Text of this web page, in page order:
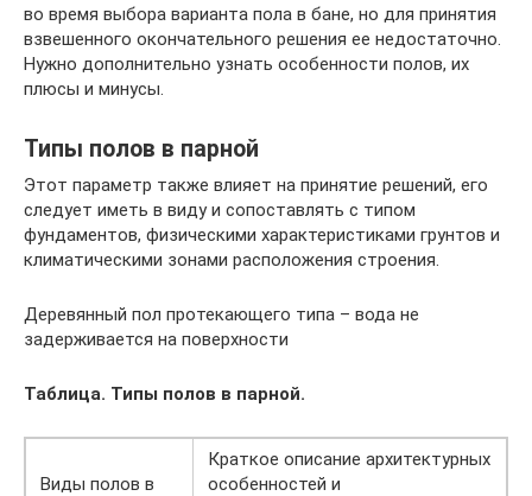
во время выбора варианта пола в бане, но для принятия
взвешенного окончательного решения ее недостаточно.
Нужно дополнительно узнать особенности полов, их
плюсы и минусы.
Типы полов в парной
Этот параметр также влияет на принятие решений, его
следует иметь в виду и сопоставлять с типом
фундаментов, физическими характеристиками грунтов и
климатическими зонами расположения строения.
Деревянный пол протекающего типа – вода не
задерживается на поверхности
Таблица. Типы полов в парной.
Виды полов в
Краткое описание архитектурных
особенностей и